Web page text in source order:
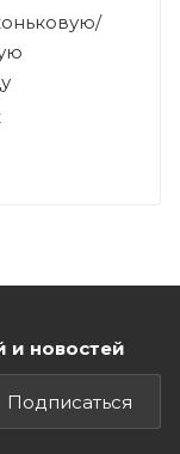
и новостей
Подписаться